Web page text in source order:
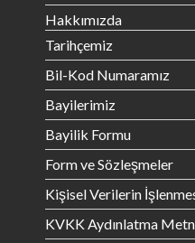
Hakkımızda
Tarihçemiz
Bil-Kod Numaramız
Bayilerimiz
Bayilik Formu
Form ve Sözleşmeler
Kişisel Verilerin
KVKK Aydınlatma